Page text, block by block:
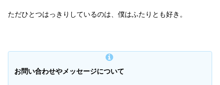
ただひとつはっきりしているのは、僕はふたりとも好き。
お問い合わせやメッセージについて